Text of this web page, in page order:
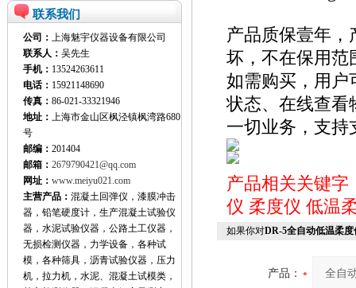
联系我们
公司： 上海魅宇仪器设备有限公司
联系人： 吴先生
手机： 13524263611
电话： 15921148690
传真： 86-021-33321946
地址： 上海市金山区枫泾镇枫湾路680
号
邮编： 201404
邮箱： 2679790421@qq.com
网址： www.meiyu021.com
主营产品： 混凝土回弹仪，漆膜冲击
器，铅笔硬度计，生产混凝土试验仪
器，水泥试验仪器，公路土工仪器，
无损检测仪器，力学设备，各种试
模，各种筛具，沥青试验仪器，压力
机，拉力机，水泥、混凝土试模类，
产品质保壹年
坏，不在保用范
如需购买，用户
状态、在线查看
一切业务，支持
产品相关关键
仪 柔度仪 低温
如果你对DR-5全自动低温柔度
产品：